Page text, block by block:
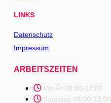
LINKS
Datenschutz
Impressum
ARBEITSZEITEN
Mo-Fr 08:00-17:00
Samstag 08:00-12:00